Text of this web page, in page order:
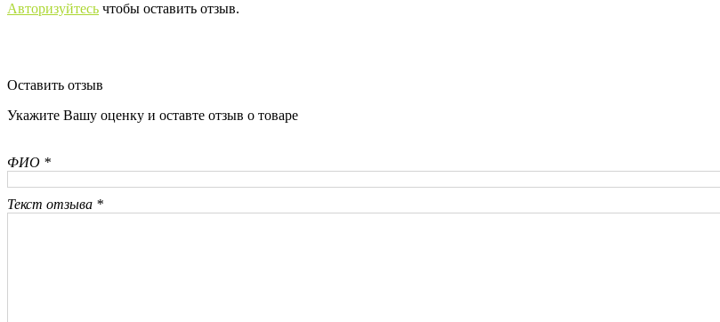
Авторизуйтесь чтобы оставить отзыв.
Оставить отзыв
Укажите Вашу оценку и оставте отзыв о товаре
ФИО *
Текст отзыва *